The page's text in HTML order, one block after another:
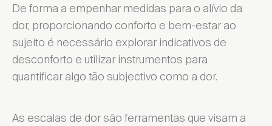
De forma a empenhar medidas para o alívio da
dor, proporcionando conforto e bem-estar ao
sujeito é necessário explorar indicativos de
desconforto e utilizar instrumentos para
quantificar algo tão subjectivo como a dor.
As escalas de dor são ferramentas que visam a